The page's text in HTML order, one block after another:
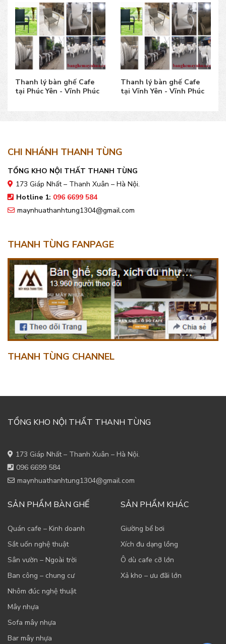
Thanh lý bàn ghế Cafe
tại Phúc Yên - Vĩnh Phúc
Thanh lý bàn ghế Cafe
tại Vĩnh Yên - Vĩnh Phúc
CHI NHÁNH THANH TÙNG
TỔNG KHO NỘI THẤT THANH TÙNG
173 Giáp Nhất – Thanh Xuân – Hà Nội.
Hotline 1: 096 6699 584
maynhuathanhtung1304@gmail.com
THANH TÙNG FANPAGE
THANH TÙNG CHANNEL
TỔNG KHO NỘI THẤT THANH TÙNG
173 Giáp Nhất – Thanh Xuân – Hà Nội.
096 6699 584
maynhuathanhtung1304@gmail.com
SẢN PHẨM BÀN GHẾ
Quán cafe – Kinh doanh
Sắt uốn nghệ thuật
Sân vườn – Ngoài trời
Ban công – chung cư
Nhôm đúc nghệ thuật
Mây nhựa
Sofa mây nhựa
Bar mây nhựa
SẢN PHẨM KHÁC
Giường bể bơi
Xích đu dạng lồng
Ô dù cafe cỡ lớn
Xả kho – ưu đãi lớn